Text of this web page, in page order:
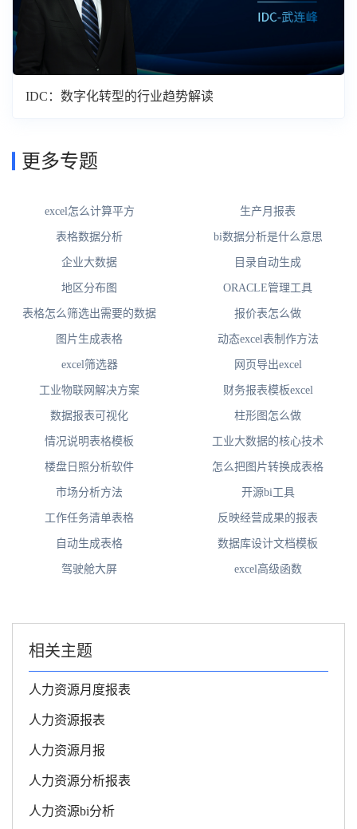
IDC：数字化转型的行业趋势解读
更多专题
excel怎么计算平方 生产月报表
表格数据分析 bi数据分析是什么意思
企业大数据 目录自动生成
地区分布图 ORACLE管理工具
表格怎么筛选出需要的数据 报价表怎么做
图片生成表格 动态excel表制作方法
excel筛选器 网页导出excel
工业物联网解决方案 财务报表模板excel
数据报表可视化 柱形图怎么做
情况说明表格模板 工业大数据的核心技术
楼盘日照分析软件 怎么把图片转换成表格
市场分析方法 开源bi工具
工作任务清单表格 反映经营成果的报表
自动生成表格 数据库设计文档模板
驾驶舱大屏 excel高级函数
相关主题
人力资源月度报表
人力资源报表
人力资源月报
人力资源分析报表
人力资源bi分析